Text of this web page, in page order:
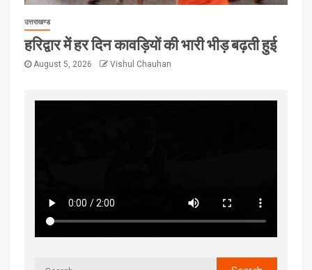
उत्तराखण्ड
हरिद्वार में हर दिन कावड़ियों की भारी भीड़ बढ़ती हुई
August 5, 2026 Vishul Chauhan